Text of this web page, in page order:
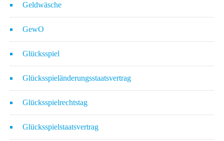
Geldwäsche
GewO
Glücksspiel
Glücksspieländerungsstaatsvertrag
Glücksspielrechtstag
Glücksspielstaatsvertrag